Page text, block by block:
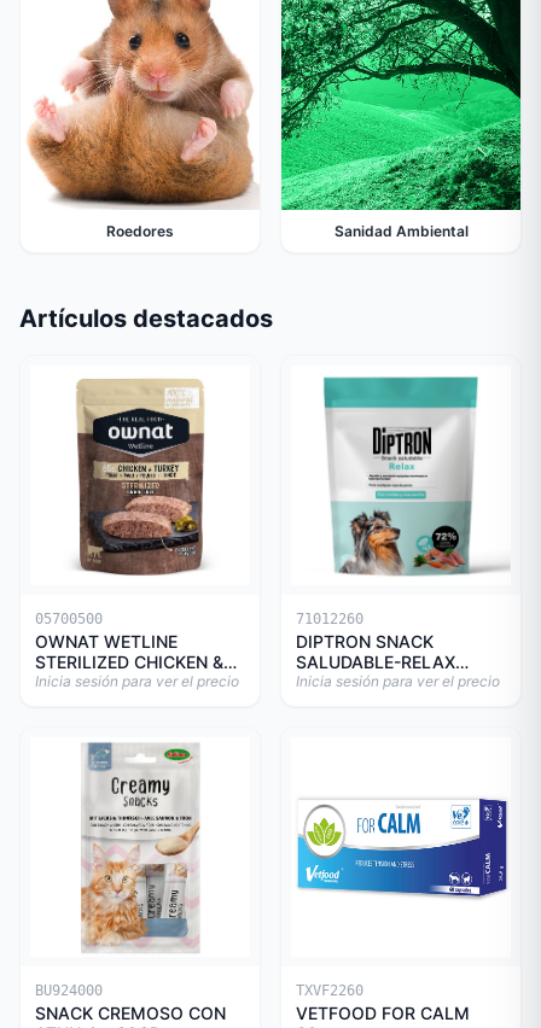
Roedores Sanidad Ambiental
Artículos destacados
05700500
OWNAT WETLINE
STERILIZED CHICKEN &
TURKEY CAT 85gr
Inicia sesión para ver el precio
71012260
DIPTRON SNACK
SALUDABLE-RELAX
150GR
Inicia sesión para ver el precio
BU924000
SNACK CREMOSO CON
TXVF2260
VETFOOD FOR CALM